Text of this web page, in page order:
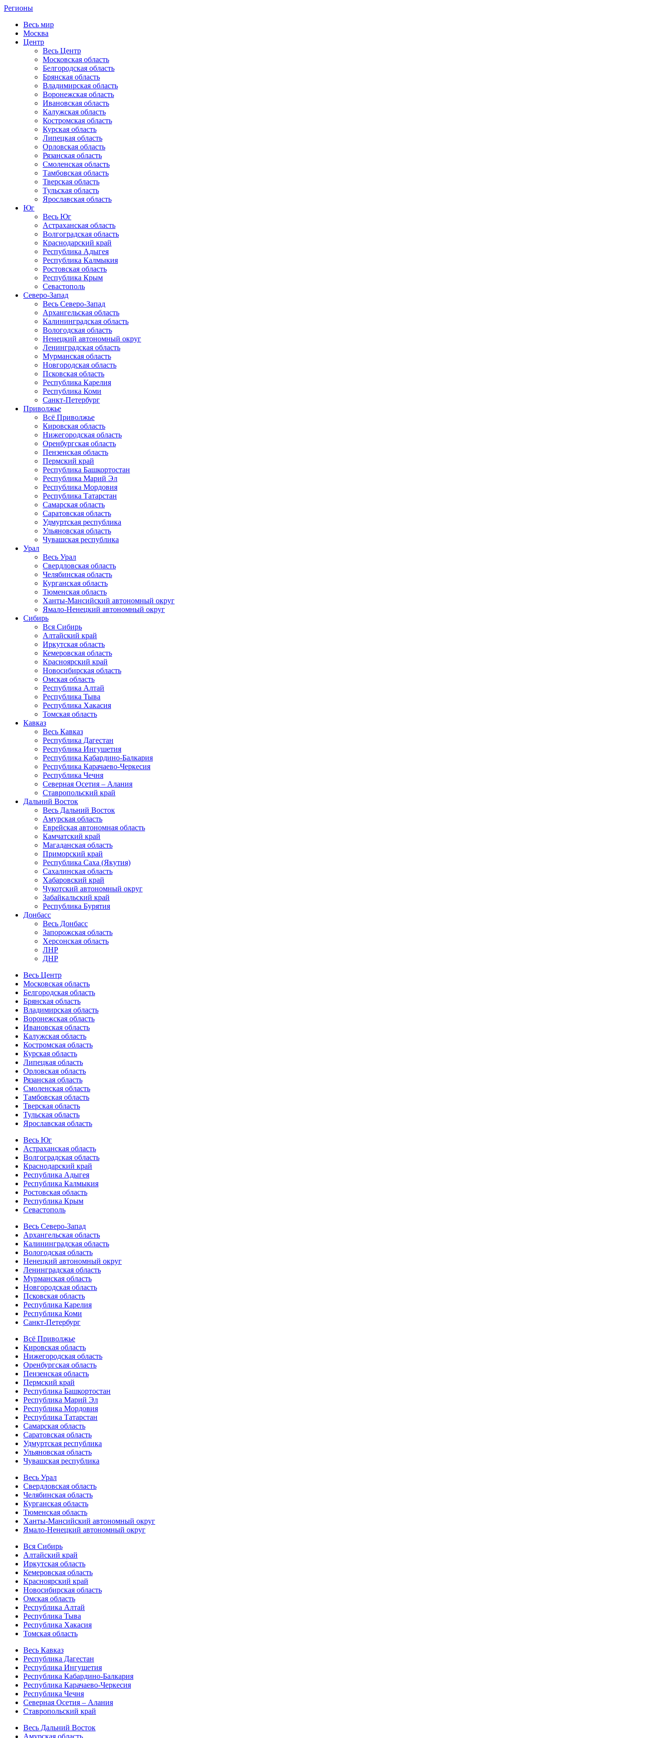
Регионы
Весь мир
Москва
Центр
Весь Центр
Московская область
Белгородская область
Брянская область
Владимирская область
Воронежская область
Ивановская область
Калужская область
Костромская область
Курская область
Липецкая область
Орловская область
Рязанская область
Смоленская область
Тамбовская область
Тверская область
Тульская область
Ярославская область
Юг
Весь Юг
Астраханская область
Волгоградская область
Краснодарский край
Республика Адыгея
Республика Калмыкия
Ростовская область
Республика Крым
Севастополь
Северо-Запад
Весь Северо-Запад
Архангельская область
Калининградская область
Вологодская область
Ненецкий автономный округ
Ленинградская область
Мурманская область
Новгородская область
Псковская область
Республика Карелия
Республика Коми
Санкт-Петербург
Приволжье
Всё Приволжье
Кировская область
Нижегородская область
Оренбургская область
Пензенская область
Пермский край
Республика Башкортостан
Республика Марий Эл
Республика Мордовия
Республика Татарстан
Самарская область
Саратовская область
Удмуртская республика
Ульяновская область
Чувашская республика
Урал
Весь Урал
Свердловская область
Челябинская область
Курганская область
Тюменская область
Ханты-Мансийский автономный округ
Ямало-Ненецкий автономный округ
Сибирь
Вся Сибирь
Алтайский край
Иркутская область
Кемеровская область
Красноярский край
Новосибирская область
Омская область
Республика Алтай
Республика Тыва
Республика Хакасия
Томская область
Кавказ
Весь Кавказ
Республика Дагестан
Республика Ингушетия
Республика Кабардино-Балкария
Республика Карачаево-Черкесия
Республика Чечня
Северная Осетия – Алания
Ставропольский край
Дальний Восток
Весь Дальний Восток
Амурская область
Еврейская автономная область
Камчатский край
Магаданская область
Приморский край
Республика Саха (Якутия)
Сахалинская область
Хабаровский край
Чукотский автономный округ
Забайкальский край
Республика Бурятия
Донбасс
Весь Донбасс
Запорожская область
Херсонская область
ЛНР
ДНР
Весь Центр
Московская область
Белгородская область
Брянская область
Владимирская область
Воронежская область
Ивановская область
Калужская область
Костромская область
Курская область
Липецкая область
Орловская область
Рязанская область
Смоленская область
Тамбовская область
Тверская область
Тульская область
Ярославская область
Весь Юг
Астраханская область
Волгоградская область
Краснодарский край
Республика Адыгея
Республика Калмыкия
Ростовская область
Республика Крым
Севастополь
Весь Северо-Запад
Архангельская область
Калининградская область
Вологодская область
Ненецкий автономный округ
Ленинградская область
Мурманская область
Новгородская область
Псковская область
Республика Карелия
Республика Коми
Санкт-Петербург
Всё Приволжье
Кировская область
Нижегородская область
Оренбургская область
Пензенская область
Пермский край
Республика Башкортостан
Республика Марий Эл
Республика Мордовия
Республика Татарстан
Самарская область
Саратовская область
Удмуртская республика
Ульяновская область
Чувашская республика
Весь Урал
Свердловская область
Челябинская область
Курганская область
Тюменская область
Ханты-Мансийский автономный округ
Ямало-Ненецкий автономный округ
Вся Сибирь
Алтайский край
Иркутская область
Кемеровская область
Красноярский край
Новосибирская область
Омская область
Республика Алтай
Республика Тыва
Республика Хакасия
Томская область
Весь Кавказ
Республика Дагестан
Республика Ингушетия
Республика Кабардино-Балкария
Республика Карачаево-Черкесия
Республика Чечня
Северная Осетия – Алания
Ставропольский край
Весь Дальний Восток
Амурская область